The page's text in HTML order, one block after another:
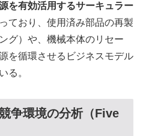
を有効活用するサーキュラー
ており、使用済み部品の再製
グ）や、機械本体のリセー
を循環させるビジネスモデル
る。
争環境の分析（Five